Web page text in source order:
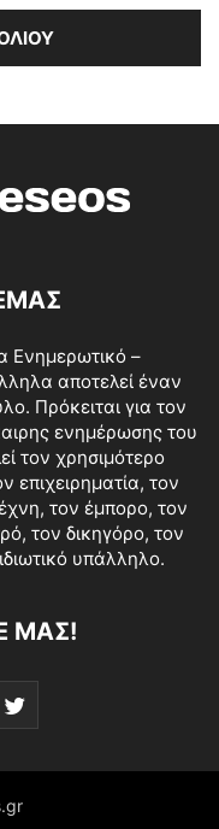
Ενημερωτικό –
αποτελεί έναν
Πρόκειται για τον
ενημέρωσης του
τον χρησιμότερο
επιχειρηματία, τον
τον έμπορο, τον
τον δικηγόρο, τον
υπάλληλο.
ΜΑΣ!